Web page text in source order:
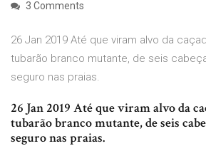
3 Comments
26 Jan 2019 Até que viram alvo da
tubarão branco mutante, de seis
seguro nas praias.
26 Jan 2019 Até que viram alvo da
tubarão branco mutante, de seis
seguro nas praias.